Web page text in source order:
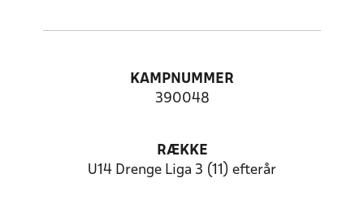
KAMPNUMMER
390048
RÆKKE
U14 Drenge Liga 3 (11) efterår